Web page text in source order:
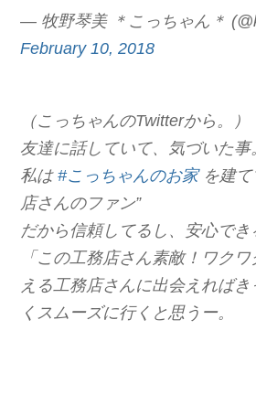
— 牧野琴美 ＊こっちゃん＊
February 10, 2018
（こっちゃんのTwitterから。）
友達に話していて、気づいた事
私は#こっちゃんのお家を建て
店さんのファン”
だから信頼してるし、安心でき
「この工務店さん素敵！ワク
える工務店さんに出会えれば
くスムーズに行くと思うー。